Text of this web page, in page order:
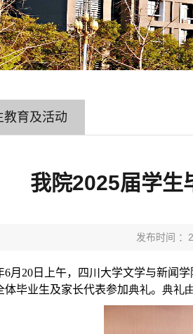
教育及活动
我院2025届学生
发布时间 ：
6月 20 日上午，四川大学文学与新闻
体毕业生及家长代表参加典礼。 典礼